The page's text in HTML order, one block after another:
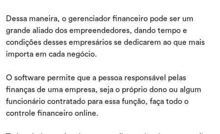
Dessa maneira, o gerenciador financeiro pode ser um
grande aliado dos empreendedores, dando tempo e
condições desses empresários se dedicarem ao que mais
importa em cada negócio.
O software permite que a pessoa responsável pelas
finanças de uma empresa, seja o próprio dono ou algum
funcionário contratado para essa função, faça todo o
controle financeiro online.